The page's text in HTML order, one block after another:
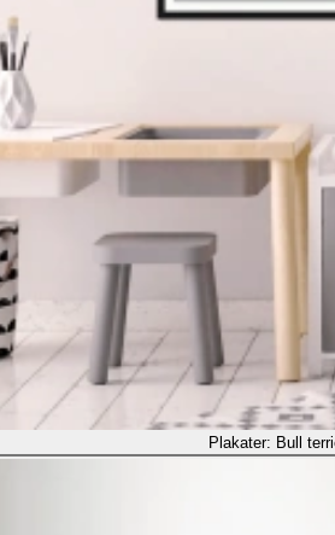
Plakater: Bull